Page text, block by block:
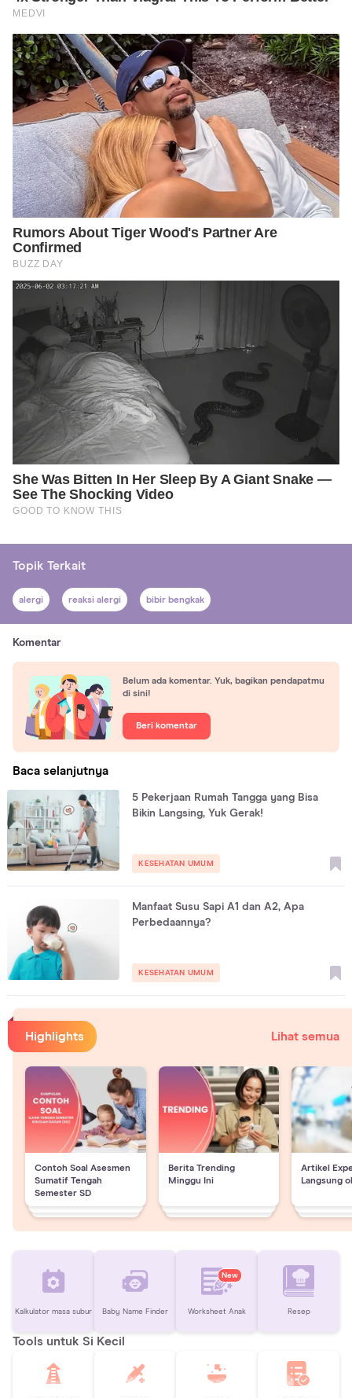
Topik Terkait
alergi reaksi alergi bibir bengkak
Komentar
Belum ada komentar. Yuk, bagikan pendapatmu
di sini!
Beri komentar
Baca selanjutnya
5 Pekerjaan Rumah Tangga yang Bisa
Bikin Langsing, Yuk Gerak!
KESEHATAN UMUM
Manfaat Susu Sapi A1 dan A2, Apa
Perbedaannya?
KESEHATAN UMUM
Highlights Lihat semua
Contoh Soal Asesmen
Sumatif Tengah
Semester SD
Berita Trending
Minggu Ini
Artikel
Langsung
Kalkulator masa subur Baby Name Finder
New
Worksheet Anak Resep
Tools untuk Si Kecil